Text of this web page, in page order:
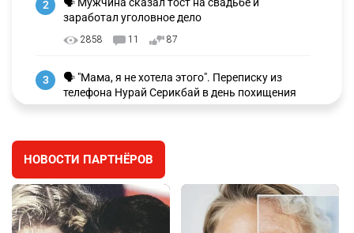
2
🗣 Мужчина сказал тост на свадьбе и
заработал уголовное дело
2858 11 87
3
🗣 "Мама, я не хотела этого". Переписку из
телефона Нурай Серикбай в день похищения
зачитали в суде
⚠️ Доброе утро, друзья! Предлагаем обзор
главных новостей за 4 августа
2680 0 1
НОВОСТИ ПАРТНЁРОВ